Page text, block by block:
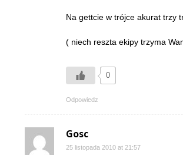
Na gettcie w trójce akurat trzy
( niech reszta ekipy trzyma
0
Odpowiedz
Gosc
25 listopada 2010 at 21:57